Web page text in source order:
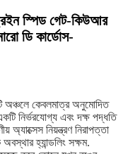
স্পিড গেট-কিউআর
ডি কার্ডোস-
অঞ্চলে কেবলমাত্র অনুমোদিত
নির্ভরযোগ্য এবং দক্ষ পদ্ধতি
নিয়ন্ত্রণ নিরাপত্তা
হ্যান্ডলিং সক্ষম.